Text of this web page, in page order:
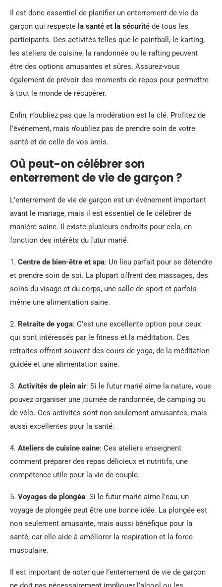
Il est donc essentiel de planifier un enterrement de vie de
garçon qui respecte la santé et la sécurité de tous les
participants. Des activités telles que le paintball, le karting,
les ateliers de cuisine, la randonnée ou le rafting peuvent
être des options amusantes et sûres. Assurez-vous
également de prévoir des moments de repos pour permettre
à tout le monde de récupérer.
Enfin, n’oubliez pas que la modération est la clé. Profitez de
l’événement, mais n’oubliez pas de prendre soin de votre
santé et de celle de vos amis.
Où peut-on célébrer son
enterrement de vie de garçon ?
L’enterrement de vie de garçon est un événement important
avant le mariage, mais il est essentiel de le célébrer de
manière saine. Il existe plusieurs endroits pour cela, en
fonction des intérêts du futur marié.
1. Centre de bien-être et spa: Un lieu parfait pour se détendre
et prendre soin de soi. La plupart offrent des massages, des
soins du visage et du corps, une salle de sport et parfois
même une alimentation saine.
2. Retraite de yoga: C’est une excellente option pour ceux
qui sont intéressés par le fitness et la méditation. Ces
retraites offrent souvent des cours de yoga, de la méditation
guidée et une alimentation saine.
3. Activités de plein air: Si le futur marié aime la nature, vous
pouvez organiser une journée de randonnée, de camping ou
de vélo. Ces activités sont non seulement amusantes, mais
aussi excellentes pour la santé.
4. Ateliers de cuisine saine: Ces ateliers enseignent
comment préparer des repas délicieux et nutritifs, une
compétence utile pour la vie de couple.
5. Voyages de plongée: Si le futur marié aime l’eau, un
voyage de plongée peut être une bonne idée. La plongée est
non seulement amusante, mais aussi bénéfique pour la
santé, car elle aide à améliorer la respiration et la force
musculaire.
Il est important de noter que l’enterrement de vie de garçon